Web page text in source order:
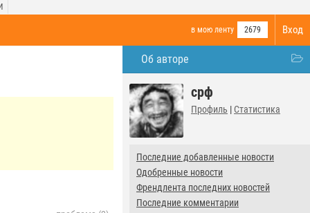
Вход
в мою ленту 2679
Об авторе
срф
Профиль | Статистика
Последние добавленные новости
Одобренные новости
Френдлента последних новостей
Последние комментарии